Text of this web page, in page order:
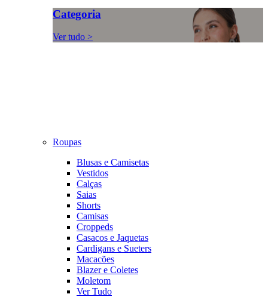
Categoria
Ver tudo >
Roupas
Blusas e Camisetas
Vestidos
Calças
Saias
Shorts
Camisas
Croppeds
Casacos e Jaquetas
Cardigans e Sueters
Macacões
Blazer e Coletes
Moletom
Ver Tudo